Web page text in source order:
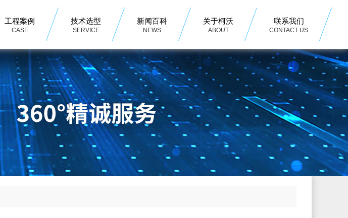
工程案例
CASE
技术选型
SERVICE
新闻百科
NEWS
关于柯沃
ABOUT
联系我们
CONTACT US